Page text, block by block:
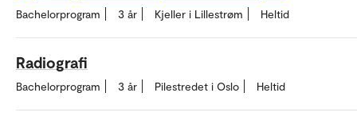
Bachelorprogram 3 år Kjeller i Lillestrøm Heltid
Radiografi
Bachelorprogram 3 år Pilestredet i Oslo Heltid